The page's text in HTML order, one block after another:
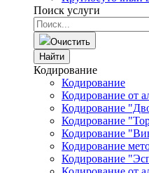
Поиск услуги
Очистить
Найти
Кодирование
Кодирование
Кодирование от
Кодирование
Кодирование
Кодирование
Кодирование
Кодирование